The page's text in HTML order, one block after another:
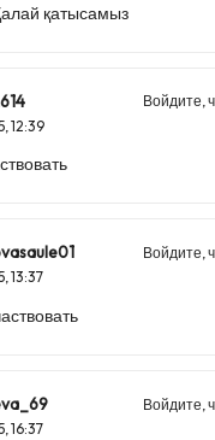
қатысамыз
Войдите,
12:39
Войдите,
13:37
Войдите,
16:37